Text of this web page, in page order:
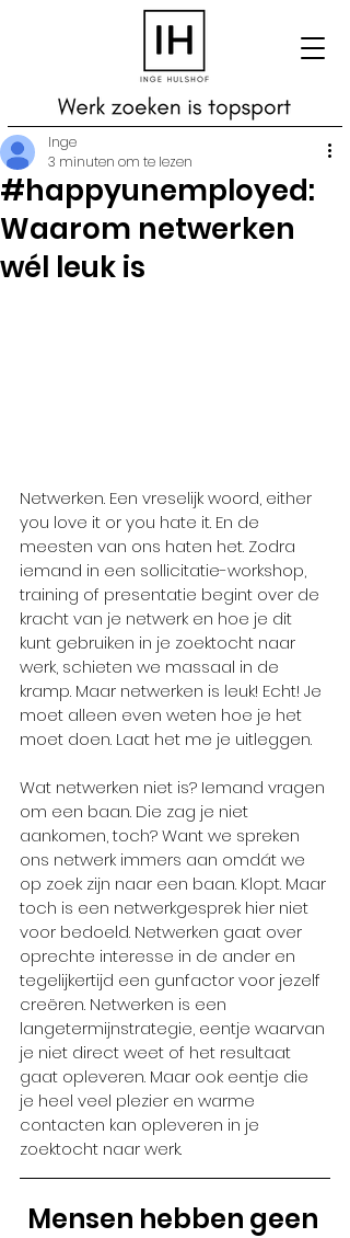
#happyunemployed:
Waarom netwerken
wél leuk is
Inge
3 minuten om te lezen
Netwerken. Een vreselijk woord, either
you love it or you hate it. En de
meesten van ons haten het. Zodra
iemand in een sollicitatie-workshop,
training of presentatie begint over de
kracht van je netwerk en hoe je dit
kunt gebruiken in je zoektocht naar
werk, schieten we massaal in de
kramp. Maar netwerken is leuk! Echt! Je
moet alleen even weten hoe je het
moet doen. Laat het me je uitleggen.
Wat netwerken niet is? Iemand vragen
om een baan. Die zag je niet
aankomen, toch? Want we spreken
ons netwerk immers aan omdát we
op zoek zijn naar een baan. Klopt. Maar
toch is een netwerkgesprek hier niet
voor bedoeld. Netwerken gaat over
oprechte interesse in de ander en
tegelijkertijd een gunfactor voor jezelf
creëren. Netwerken is een
langetermijnstrategie, eentje waarvan
je niet direct weet of het resultaat
gaat opleveren. Maar ook eentje die
je heel veel plezier en warme
contacten kan opleveren in je
zoektocht naar werk.
Mensen hebben geen